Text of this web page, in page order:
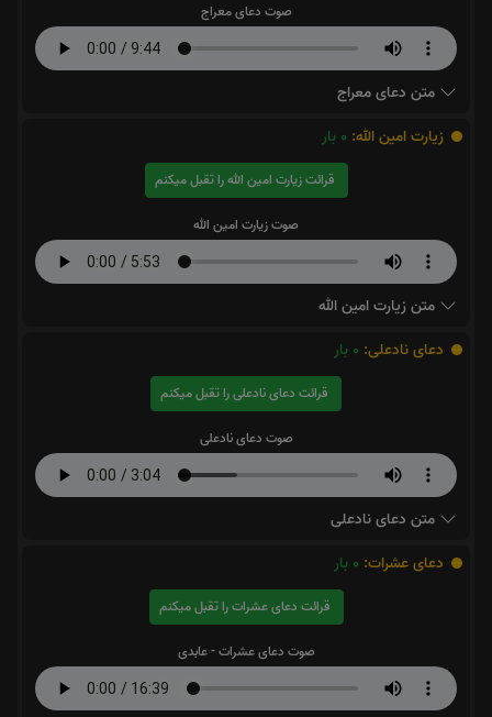
صوت دعای معراج
متن دعای معراج
زیارت امین الله: 0 بار
قرائت زیارت امین الله را تقبل میکنم
صوت زیارت امین الله
متن زیارت امین الله
دعای نادعلی: 0 بار
قرائت دعای نادعلی را تقبل میکنم
صوت دعای نادعلی
متن دعای نادعلی
دعای عشرات: 0 بار
قرائت دعای عشرات را تقبل میکنم
صوت دعای عشرات - عابدی